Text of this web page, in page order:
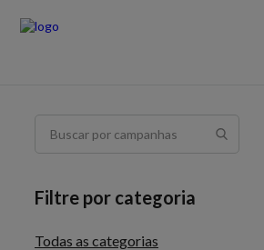
Filtre por categoria
Todas as categorias